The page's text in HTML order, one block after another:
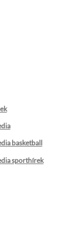
basketball
sporthírek